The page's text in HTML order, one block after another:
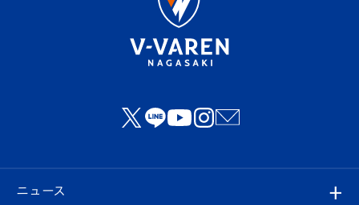
ニュース